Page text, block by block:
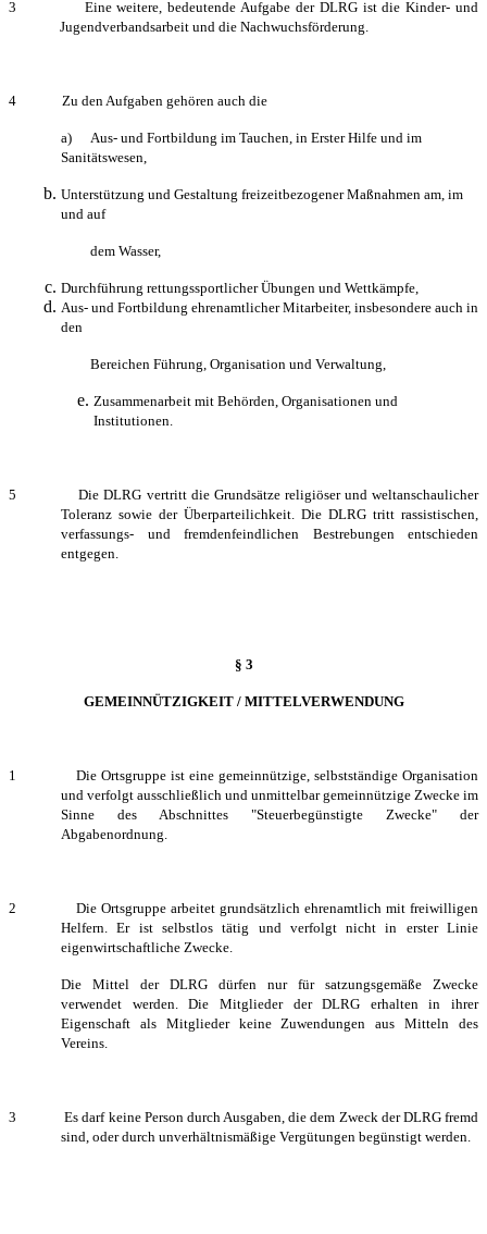
3 Eine weitere, bedeutende Aufgabe der DLRG ist die Kinder- und
Jugendverbandsarbeit und die Nachwuchsförderung.
4 Zu den Aufgaben gehören auch die
a) Aus- und Fortbildung im Tauchen, in Erster Hilfe und im
Sanitätswesen,
Unterstützung und Gestaltung freizeitbezogener Maßnahmen am, im
und auf
dem Wasser,
Durchführung rettungssportlicher Übungen und Wettkämpfe,
Aus- und Fortbildung ehrenamtlicher Mitarbeiter, insbesondere auch in
den
Bereichen Führung, Organisation und Verwaltung,
Zusammenarbeit mit Behörden, Organisationen und
Institutionen.
5 Die DLRG vertritt die Grundsätze religiöser und weltanschaulicher
Toleranz sowie der Überparteilichkeit. Die DLRG tritt rassistischen,
verfassungs- und fremdenfeindlichen Bestrebungen entschieden
entgegen.
§ 3
GEMEINNÜTZIGKEIT / MITTELVERWENDUNG
1 Die Ortsgruppe ist eine gemeinnützige, selbstständige Organisation
und verfolgt ausschließlich und unmittelbar gemeinnützige Zwecke im
Sinne des Abschnittes "Steuerbegünstigte Zwecke" der
Abgabenordnung.
2 Die Ortsgruppe arbeitet grundsätzlich ehrenamtlich mit freiwilligen
Helfern. Er ist selbstlos tätig und verfolgt nicht in erster Linie
eigenwirtschaftliche Zwecke.
Die Mittel der DLRG dürfen nur für satzungsgemäße Zwecke
verwendet werden. Die Mitglieder der DLRG erhalten in ihrer
Eigenschaft als Mitglieder keine Zuwendungen aus Mitteln des
Vereins.
3 Es darf keine Person durch Ausgaben, die dem Zweck der DLRG fremd
sind, oder durch unverhältnismäßige Vergütungen begünstigt werden.